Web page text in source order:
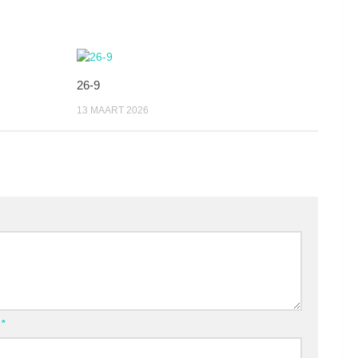
26-9
13 MAART 2026
*